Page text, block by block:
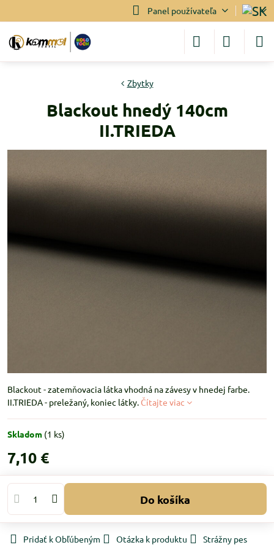
Panel používateľa
Zbytky
Blackout hnedý 140cm
II.TRIEDA
Blackout - zatemňovacia látka vhodná na závesy v hnedej farbe.
II.TRIEDA - preležaný, koniec látky. Čítajte viac
Skladom (1 ks)
7,10 €
Do košíka
Pridať k Obľúbeným Otázka k produktu
Strážny pes